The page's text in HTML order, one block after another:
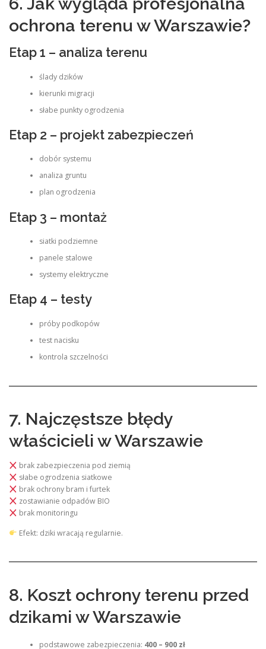
ochrona terenu w Warszawie?
Etap 1 – analiza terenu
ślady dzików
kierunki migracji
słabe punkty ogrodzenia
Etap 2 – projekt zabezpieczeń
dobór systemu
analiza gruntu
plan ogrodzenia
Etap 3 – montaż
siatki podziemne
panele stalowe
systemy elektryczne
Etap 4 – testy
próby podkopów
test nacisku
kontrola szczelności
7. Najczęstsze błędy
właścicieli w Warszawie
brak zabezpieczenia pod ziemią
słabe ogrodzenia siatkowe
brak ochrony bram i furtek
zostawianie odpadów BIO
brak monitoringu
Efekt: dziki wracają regularnie.
8. Koszt ochrony terenu przed
dzikami w Warszawie
podstawowe zabezpieczenia: 400 – 900 zł